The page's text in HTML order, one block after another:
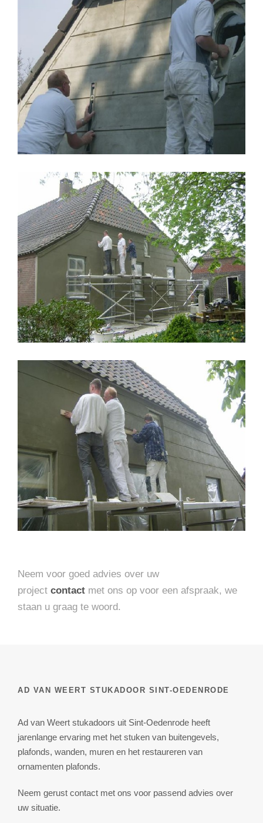
Neem voor goed advies over uw
project contact met ons op voor een afspraak, we
staan u graag te woord.
AD VAN WEERT STUKADOOR SINT-OEDENRODE
Ad van Weert stukadoors uit Sint-Oedenrode heeft
jarenlange ervaring met het stuken van buitengevels,
plafonds, wanden, muren en het restaureren van
ornamenten plafonds.
Neem gerust contact met ons voor passend advies over
uw situatie.